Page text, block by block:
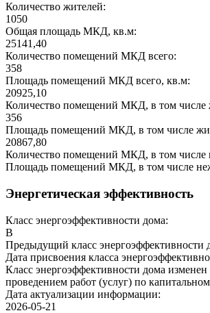
Количество жителей:
1050
Общая площадь МКД, кв.м:
25141,40
Количество помещений МКД всего:
358
Площадь помещений МКД всего, кв.м:
20925,10
Количество помещений МКД, в том числе
356
Площадь помещений МКД, в том числе
20867,80
Количество помещений МКД, в том числе
Площадь помещений МКД, в том числе
Энергетическая эффективность
Класс энергоэффективности дома:
B
Предыдущий класс энергоэффективности
Дата присвоения класса
Класс энергоэффективности дома изменен
проведением работ (услуг) по
Дата актуализации информации:
2026-05-21